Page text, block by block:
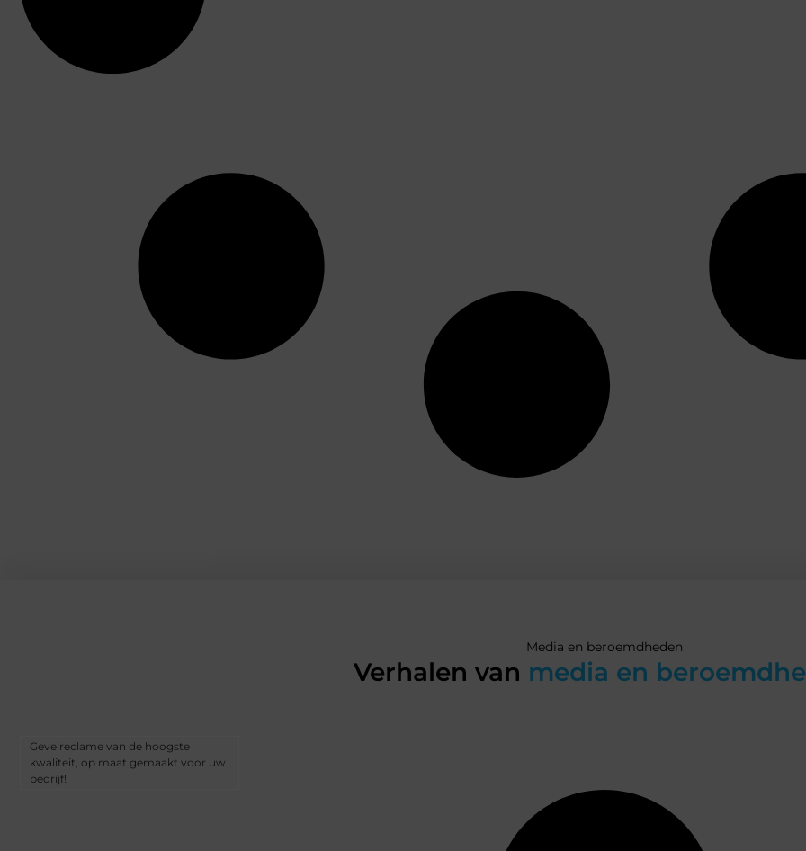
Media en beroemdheden
Verhalen van media en
Gevelreclame van de hoogste
kwaliteit, op maat gemaakt voor uw
bedrijf!